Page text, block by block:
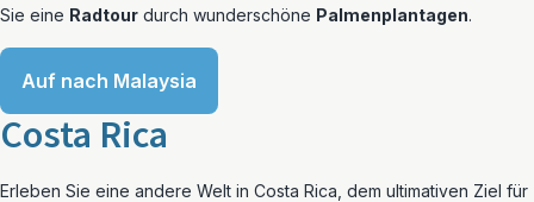
Sie eine Radtour durch wunderschöne Palmenplantagen.
Auf nach Malaysia
Costa Rica
Erleben Sie eine andere Welt in Costa Rica, dem ultimativen Ziel für